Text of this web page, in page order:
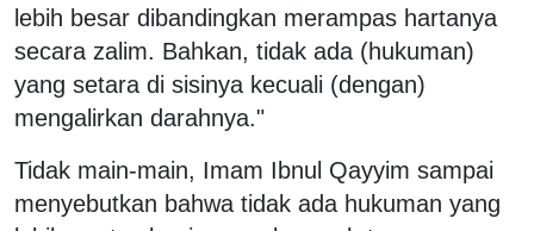
lebih besar dibandingkan merampas hartanya
secara zalim. Bahkan, tidak ada (hukuman)
yang setara di sisinya kecuali (dengan)
mengalirkan darahnya."
Tidak main-main, Imam Ibnul Qayyim sampai
menyebutkan bahwa tidak ada hukuman yang